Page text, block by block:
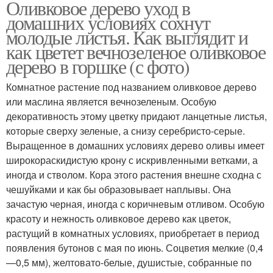
Оливковое дерево уход в
домашних условиях сохнут
молодые листья. Как выглядит и
как цветет вечнозеленое оливковое
дерево в горшке (с фото)
Комнатное растение под названием оливковое дерево
или маслина является вечнозеленым. Особую
декоративность этому цветку придают ланцетные листья,
которые сверху зеленые, а снизу серебристо-серые.
Выращенное в домашних условиях дерево оливы имеет
широкораскидистую крону с искривленными ветками, а
иногда и стволом. Кора этого растения внешне сходна с
чешуйками и как бы образовывает наплывы. Она
зачастую черная, иногда с коричневым отливом. Особую
красоту и нежность оливковое дерево как цветок,
растущий в комнатных условиях, приобретает в период
появления бутонов с мая по июнь. Соцветия мелкие (0,4
—0,5 мм), желтовато-белые, душистые, собранные по